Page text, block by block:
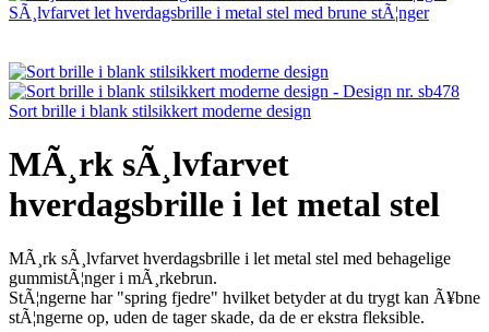
SÃ¸lvfarvet let hverdagsbrille i metal stel med brune stÃ¦nger
Sort brille i blank stilsikkert moderne design
MÃ¸rk sÃ¸lvfarvet
hverdagsbrille i let metal stel
MÃ¸rk sÃ¸lvfarvet hverdagsbrille i let metal stel med behagelige
gummistÃ¦nger i mÃ¸rkebrun.
StÃ¦ngerne har "spring fjedre" hvilket betyder at du trygt kan Ã¥bne
stÃ¦ngerne op, uden de tager skade, da de er ekstra fleksible.